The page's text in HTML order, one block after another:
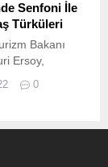
Senfoni İle
Türküleri
Bakanı
Ersoy,
Troya Kültür
kapsamında
ile
0